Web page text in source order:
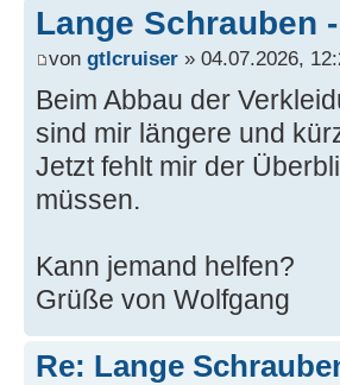
Lange Schrauben
von gtlcruiser » 04.07.2026,
Beim Abbau der
sind mir längere und
Jetzt fehlt mir der
müssen.
Kann jemand helfen?
Grüße von Wolfgang
Re: Lange